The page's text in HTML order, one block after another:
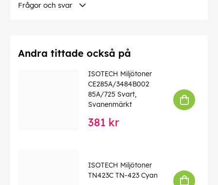
Frågor och svar
Andra tittade också på
ISOTECH Miljötoner
CE285A/3484B002
85A/725 Svart,
Svanenmärkt
381 kr
ISOTECH Miljötoner
TN423C TN-423 Cyan